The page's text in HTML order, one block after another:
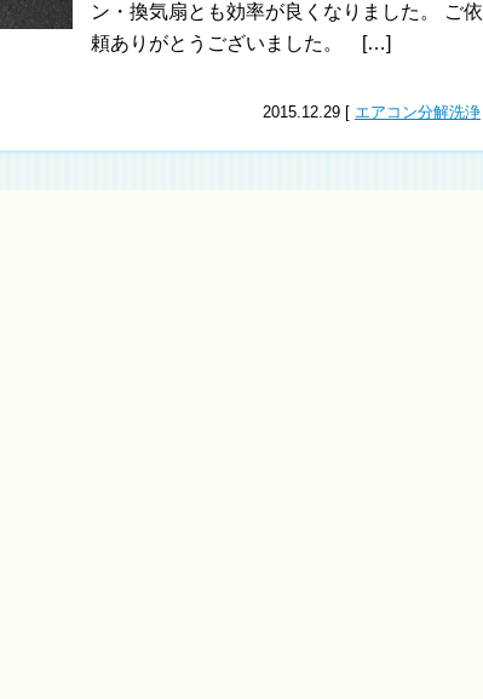
ン・換気扇とも効率が良くなりました。 ご依
頼ありがとうございました。 […]
2015.12.29 [ エアコン分解洗浄